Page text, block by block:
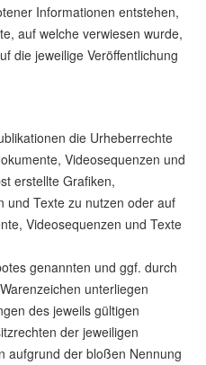
Informationen entstehen,
auf welche verwiesen wurde,
die jeweilige Veröffentlichung
die Urheberrechte
Videosequenzen und
erstellte Grafiken,
und Texte zu nutzen oder auf
Videosequenzen und Texte
genannten und ggf. durch
unterliegen
des jeweils gültigen
der jeweiligen
aufgrund der bloßen Nennung